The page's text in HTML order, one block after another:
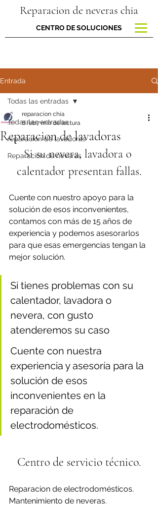
Reparacion de neveras chia
CENTRO DE SOLUCIONES
Entrada
Todas las entradas
reparacion de lavadoras
Reparación de neveras
Todas las entradas
Reparacion de lavadoras
reparacion chia
8 feb7 min de lectura
Si su nevera, lavadora o
calentador presentan fallas.
Cuente con nuestro apoyo para la
solución de esos inconvenientes,
contamos con más de 15 años de
experiencia y podemos asesorarlos
para que esas emergencias tengan la
mejor solución.
Si tienes problemas con su
calentador, lavadora o
nevera, con gusto
atenderemos su caso
Cuente con nuestra
experiencia y asesoría para la
solución de esos
inconvenientes en la
reparación de
electrodomésticos.
Centro de servicio técnico.
Reparacion de electrodomésticos.
Mantenimiento de neveras.